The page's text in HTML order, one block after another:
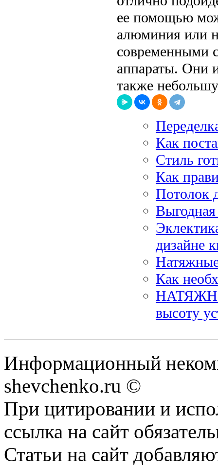
ее помощью
алюминия или
современными
аппараты. Они
также
Как
Стиль
Как
Потолок
дизайне
Как
высоту
Информационный
shevchenko.ru ©
При цитировании и
ссылка на сайт
Статьи на сайт